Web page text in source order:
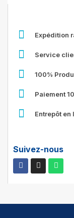
Expédition
Service
100%
Paiement
Entrepôt
Suivez-nous